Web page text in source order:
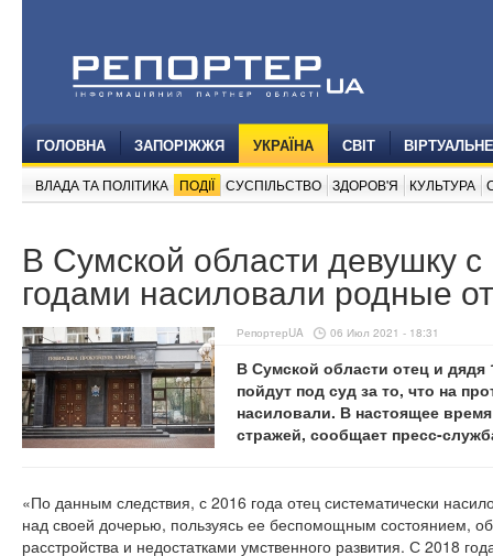
ГОЛОВНА ЗАПОРІЖЖЯ УКРАЇНА СВІТ
ВЛАДА ТА ПОЛІТИКА ПОДІЇ СУСПІЛЬСТВО ЗДОРОВ'Я КУЛЬТУРА
В Сумской области девушку
годами насиловали родные
РепортерUA 06 Июл 2021 - 18:31
В Сумской области отец и
пойдут под суд за то, что на
насиловали. В настоящее
стражей, сообщает пресс-
«По данным следствия, с 2016 года отец систематически
над своей дочерью, пользуясь ее беспомощным состоянием,
расстройства и недостатками умственного развития. С 2018